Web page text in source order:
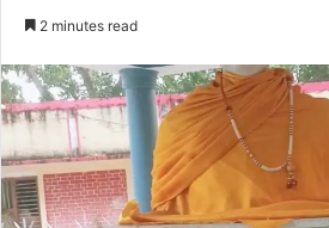
2 minutes read